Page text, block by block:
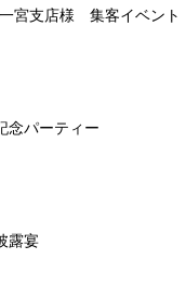
宮支店様 集客イベント
パーティー
露宴